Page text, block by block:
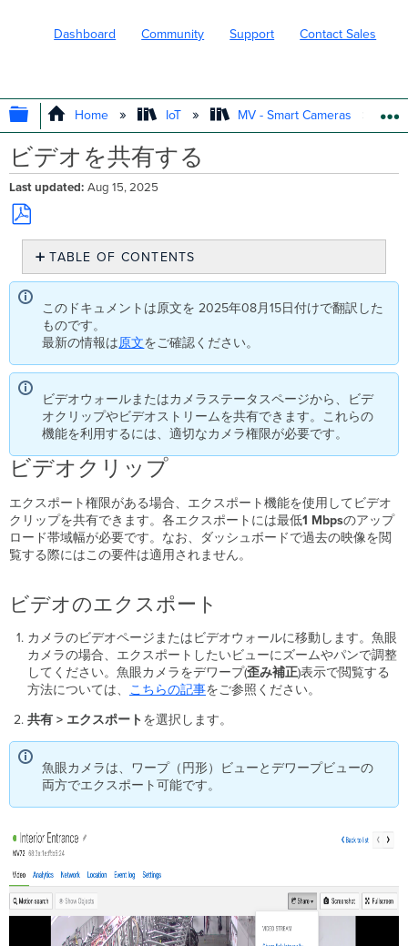
Dashboard Community Support Contact Sales
EXPAND/COLLAPSE GLOBAL
Home IoT MV - Smart Cameras
ビデオを共有する
Last updated Aug 15, 2025
Save
PDF
TABLE OF CONTENTS
ビ
オ
ク
リ
ッ
ビ
デ
オ
の
エ
ク
ス
ポ
ー
ト
ク
ポ
ー
ト
チ
ッ
ク
ム
ス
ト
ペ
ー
ジ
このドキュメントは原文を 2025年08月15日付けで翻訳した
ものです。
最新の情報は原文をご確認ください。
ビデオウォールまたはカメラステータスページから、ビデ
オクリップやビデオストリームを共有できます。これらの
機能を利用するには、適切なカメラ権限が必要です。
ビデオクリップ
エクスポート権限がある場合、エクスポート機能を使用してビデオ
クリップを共有できます。各エクスポートには最低1 Mbpsのアップ
ロード帯域幅が必要です。なお、ダッシュボードで過去の映像を閲
覧する際にはこの要件は適用されません。
ビデオのエクスポート
カメラのビデオページまたはビデオウォールに移動します。魚眼
カメラの場合、エクスポートしたいビューにズームやパンで調整
してください。魚眼カメラをデワープ(歪み補正)表示で閲覧する
方法については、 こちらの記事をご参照ください。
共有 > エクスポート を選択します。
魚眼カメラは、ワープ（円形）ビューとデワープビューの
両方でエクスポート可能です。